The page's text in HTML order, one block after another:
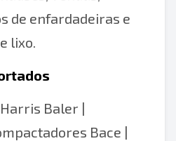
de enfardadeiras e
lixo.
Harris Baler |
Bace |